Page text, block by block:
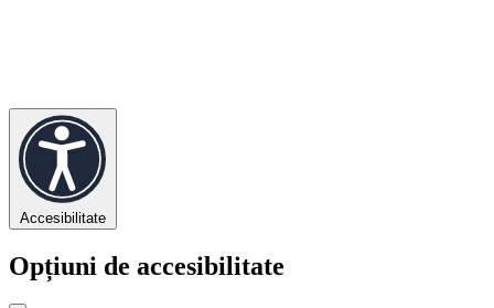
Accesibilitate
Opțiuni de accesibilitate